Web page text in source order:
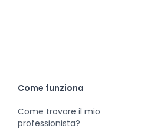
Come funziona
Come trovare il mio
professionista?